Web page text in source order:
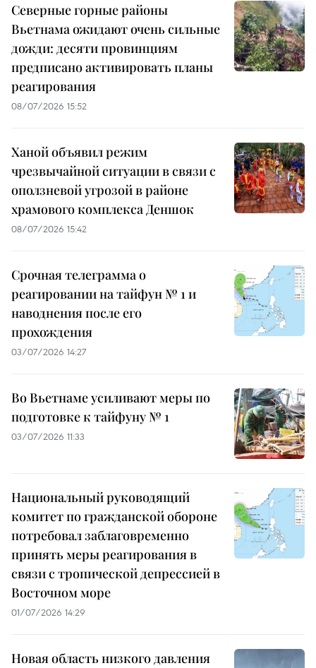
Северные горные районы
Вьетнама ожидают очень сильные
дожди: десяти провинциям
предписано активировать планы
реагирования
08/07/2026 15:52
Ханой объявил режим
чрезвычайной ситуации в связи с
оползневой угрозой в районе
храмового комплекса Деншок
08/07/2026 15:42
Срочная телеграмма о
реагировании на тайфун № 1 и
наводнения после его
прохождения
03/07/2026 14:27
Во Вьетнаме усиливают меры по
подготовке к тайфуну № 1
03/07/2026 11:33
Национальный руководящий
комитет по гражданской обороне
потребовал заблаговременно
принять меры реагирования в
связи с тропической депрессией в
Восточном море
01/07/2026 14:29
Новая область низкого давления